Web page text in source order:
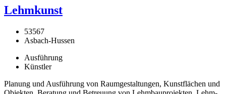
Lehmkunst
53567
Asbach-Hussen
Ausführung
Künstler
Planung und Ausführung von Raumgestaltungen, Kunstflächen und